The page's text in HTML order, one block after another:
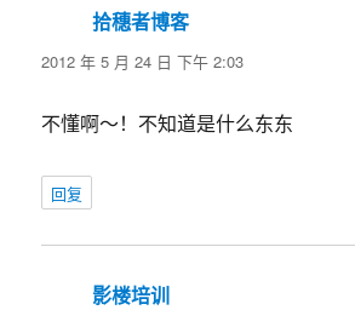
拾穗者博客说
道：
2012 年 5 月 24 日 下午 2:03
不懂啊～！不知道是什么东东
回复
影楼培训